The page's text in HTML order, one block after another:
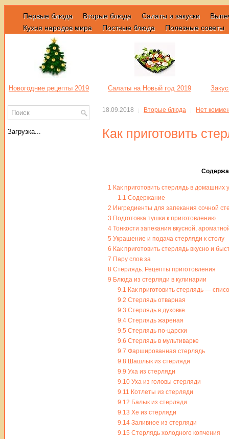
Первые блюда Вторые блюда Салаты и закуски
Кухня народов мира
Постные блюда Полезные советы
Новогодние рецепты 2019 Салаты на Новый год 2019
18.09.2018 Вторые блюда Нет
Как приготовить
1 Как приготовить стерлядь в
1.1 Содержание
2 Ингредиенты для запекания сочной
3 Подготовка тушки к приготовлению
4 Тонкости запекания вкусной,
5 Украшение и подача стерляди к столу
6 Как приготовить стерлядь вкусно и
7 Пару слов за
8 Стерлядь. Рецепты приготовления
9 Блюда из стерляди в кулинарии
9.1 Как приготовить стерлядь —
9.2 Стерлядь отварная
9.3 Стерлядь в духовке
9.4Стерлядь жареная
9.5 Стерлядь по-царски
9.6 Стерлядь в мультиварке
9.7 Фаршированная стерлядь
9.8 Шашлык из стерляди
9.9 Уха из стерляди
9.10Уха из головы стерляди
9.11 Котлеты из стерляди
9.12 Балык из стерляди
9.13 Хе из стерляди
9.14Заливное из стерляди
9.15 Стерлядь холодного копчения
Загрузка...